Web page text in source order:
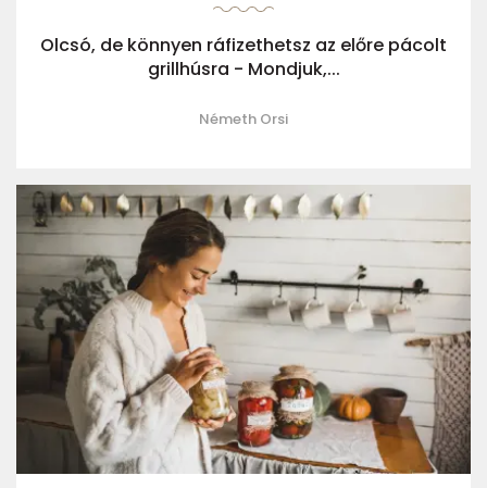
Olcsó, de könnyen ráfizethetsz az előre pácolt
grillhúsra - Mondjuk,...
Németh Orsi